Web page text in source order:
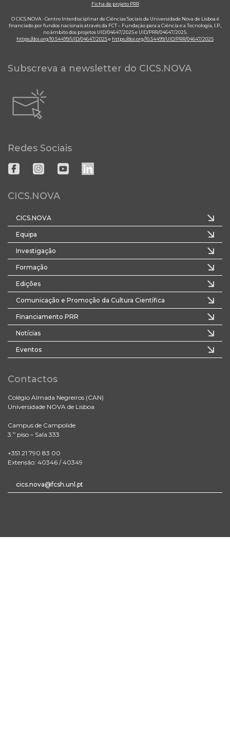
Ficha de projeto PRR
O CICS.NOVA - Centro Interdisciplinar de Ciências Sociais da Universidade Nova de Lisboa é
financiado por fundos nacionais através da FCT – Fundação para a Ciência e a Tecnologia, I.P.,
no âmbito dos projetos UID/04647/2025 e UID/PRR/04647/2025.
https://doi.org/10.54499/UID/04647/2025e https://doi.org/10.54499/UID/PRR/04647/2025
Subscreva a newsletter do CICS.NOVA
Redes Sociais
CICS.NOVA
CICS.NOVA
Equipa
Investigação
Formação
Edições
Comunicação e Promoção da Cultura Científica
Financiamento PRR
Notícias
Eventos
Contactos
Colégio Almada Negreiros (CAN)
Universidade NOVA de Lisboa
Campus de Campolide
3.º piso – Sala 333
+351 21 790 83 00
Extensão: 40346 / 40349
cics.nova@fcsh.unl.pt